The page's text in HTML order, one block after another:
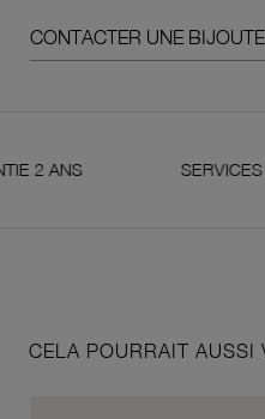
CONTACTER UNE
SERVICES
CELA POURRAIT AUSSI